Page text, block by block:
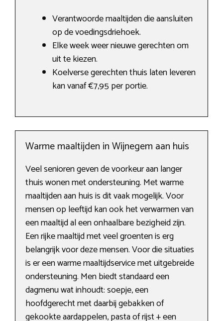
Verantwoorde maaltijden die aansluiten
op de voedingsdriehoek.
Elke week weer nieuwe gerechten om
uit te kiezen.
Koelverse gerechten thuis laten leveren
kan vanaf €7,95 per portie.
Warme maaltijden in Wijnegem aan huis
Veel senioren geven de voorkeur aan langer
thuis wonen met ondersteuning. Met warme
maaltijden aan huis is dit vaak mogelijk. Voor
mensen op leeftijd kan ook het verwarmen van
een maaltijd al een onhaalbare bezigheid zijn.
Een rijke maaltijd met veel groenten is erg
belangrijk voor deze mensen. Voor die situaties
is er een warme maaltijdservice met uitgebreide
ondersteuning. Men biedt standaard een
dagmenu wat inhoudt: soepje, een
hoofdgerecht met daarbij gebakken of
gekookte aardappelen, pasta of rijst + een